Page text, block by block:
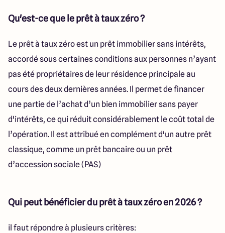
Qu'est-ce que le prêt à taux zéro ?
Le prêt à taux zéro est un prêt immobilier sans intérêts,
accordé sous certaines conditions aux personnes n’ayant
pas été propriétaires de leur résidence principale au
cours des deux dernières années. Il permet de financer
une partie de l’achat d’un bien immobilier sans payer
d'intérêts, ce qui réduit considérablement le coût total de
l’opération. Il est attribué en complément d'un autre prêt
classique, comme un prêt bancaire ou un prêt
d’accession sociale (PAS)
Qui peut bénéficier du prêt à taux zéro en 2026 ?
il faut répondre à plusieurs critères: